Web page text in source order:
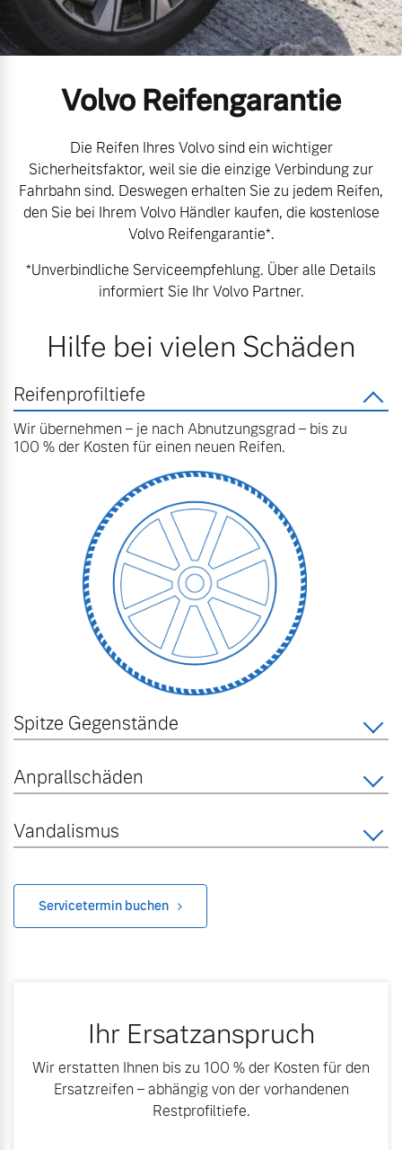
Mild-Hybrid
Geschäftskunden
Editionsmodelle
Konnektivität
Angebot anfragen
Fahrzeug konfigurieren
Sofort verfügbare Fahrzeuge
Volvo Selekt
Gebrauchtwagen
Die Neuwagenalternative
Mehr erfahren
Jetzt kennenlernen
Mehr erfahren
Volvo Gebrauchtwagenbörse
Aktuelle Zubehörangebote
Zubehörkatalog
Aktuelle Serviceangebote
Service by Volvo
Volvo Winter- und
Sommer Kompletträder.
direkt an.
Mehr erfahren
Frühjahrscheck
Entdecken Sie unsere
saisonalen Angebote.
Mehr erfahren
Finanzierung & Leasing
Versicherung
Kontakt und Anfahrt
Volvo Reifengarantie
Die Reifen Ihres Volvo sind ein wichtiger
Sicherheitsfaktor, weil sie die einzige Verbindung zur
Fahrbahn sind. Deswegen erhalten Sie zu jedem Reifen,
den Sie bei Ihrem Volvo Händler kaufen, die kostenlose
Volvo Reifengarantie*.
*Unverbindliche Serviceempfehlung. Über alle Details
informiert Sie Ihr Volvo Partner.
Hilfe bei vielen Schäden
Reifenprofiltiefe
Wir übernehmen – je nach Abnutzungsgrad – bis zu
100 % der Kosten für einen neuen Reifen.
Spitze Gegenstände
Anprallschäden
Vandalismus
Servicetermin buchen
Ihr Ersatzanspruch
Wir erstatten Ihnen bis zu 100 % der Kosten für den
Ersatzreifen – abhängig von der vorhandenen
Restprofiltiefe.